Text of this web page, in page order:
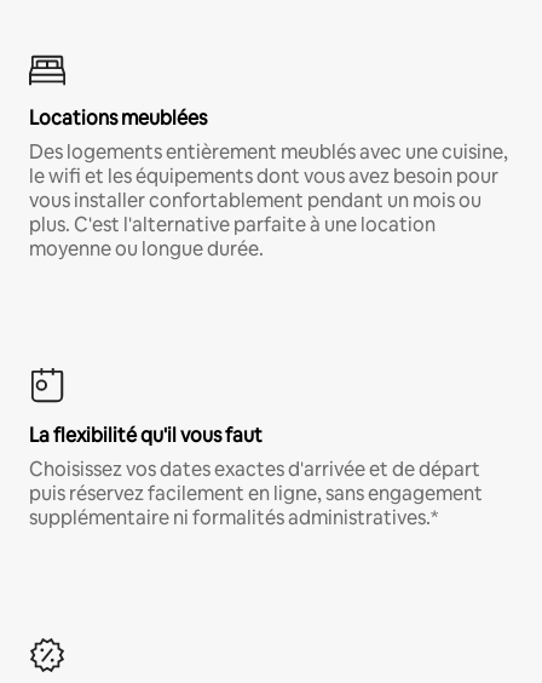
Locations meublées
Des logements entièrement meublés avec une cuisine,
le wifi et les équipements dont vous avez besoin pour
vous installer confortablement pendant un mois ou
plus. C'est l'alternative parfaite à une location
moyenne ou longue durée.
La flexibilité qu'il vous faut
Choisissez vos dates exactes d'arrivée et de départ
puis réservez facilement en ligne, sans engagement
supplémentaire ni formalités administratives.*